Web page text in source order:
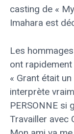
casting de «
Imahara est
Les
ont
« Grant était
interprète
PERSONNE si
Travailler avec